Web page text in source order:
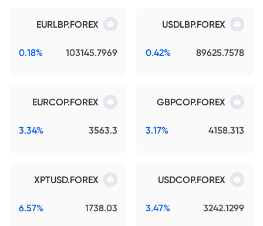
USDLBP.FOREX
89625.7578
0.42%
EURLBP.FOREX
103145.7969
0.18%
GBPCOP.FOREX
4158.313
3.17%
EURCOP.FOREX
3563.3
3.34%
USDCOP.FOREX
3242.1299
3.47%
XPTUSD.FOREX
1738.03
6.57%